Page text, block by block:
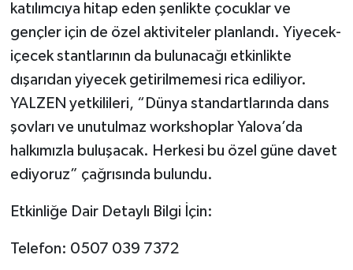
katılımcıya hitap eden şenlikte çocuklar ve
gençler için de özel aktiviteler planlandı. Yiyecek-
içecek stantlarının da bulunacağı etkinlikte
dışarıdan yiyecek getirilmemesi rica ediliyor.
YALZEN yetkilileri, “Dünya standartlarında dans
şovları ve unutulmaz workshoplar Yalova’da
halkımızla buluşacak. Herkesi bu özel güne davet
ediyoruz” çağrısında bulundu.
Etkinliğe Dair Detaylı Bilgi İçin:
Telefon: 0507 039 7372